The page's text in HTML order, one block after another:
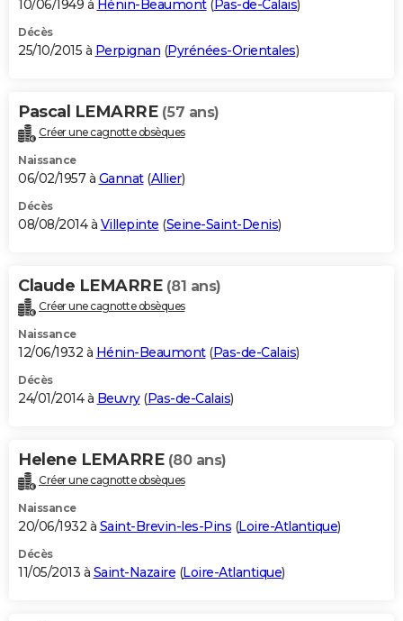
10/06/1949 à Hénin-Beaumont( Pas-de-Calais)
Décès
25/10/2015 à Perpignan (Pyrénées-Orientales)
Pascal LEMARRE (57 ans)
Créer une cagnotte obsèques
Naissance
06/02/1957 à Gannat(Allier)
Décès
08/08/2014 à Villepinte (Seine-Saint-Denis)
Claude LEMARRE (81 ans)
Créer une cagnotte obsèques
Naissance
12/06/1932 à Hénin-Beaumont(Pas-de-Calais)
Décès
24/01/2014 à Beuvry(Pas-de-Calais)
Helene LEMARRE (80 ans)
Créer une cagnotte obsèques
Naissance
20/06/1932 à Saint-Brevin-les-Pins (Loire-Atlantique)
Décès
11/05/2013 à Saint-Nazaire (Loire-Atlantique)